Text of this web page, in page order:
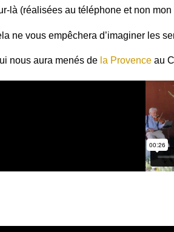
là (réalisées au téléphone et non
ne vous empêchera d’imaginer les
nous aura menés de la Provence au